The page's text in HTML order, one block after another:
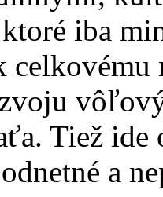
iba
Tiež ide
a